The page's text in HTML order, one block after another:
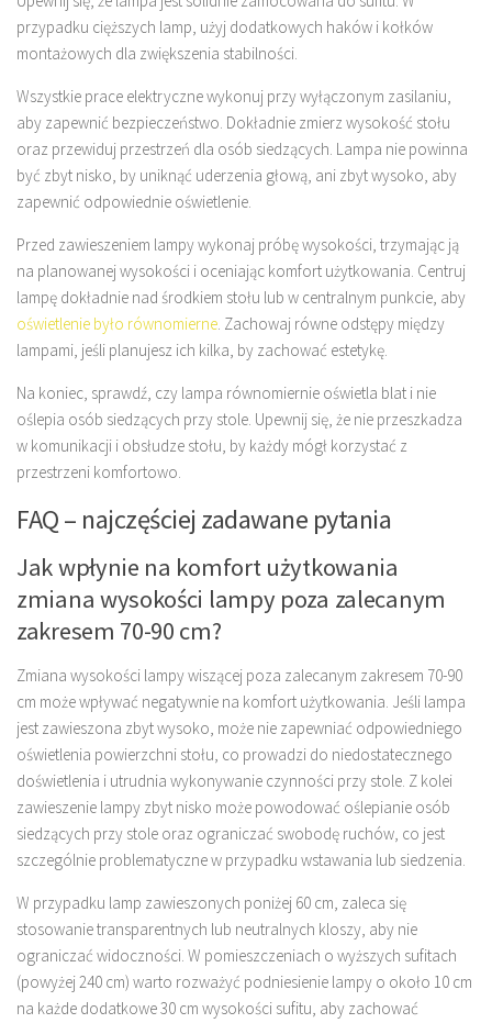
przypadku cięższych lamp, użyj dodatkowych haków i kołków
montażowych dla zwiększenia stabilności.
Wszystkie prace elektryczne wykonuj przy wyłączonym zasilaniu,
aby zapewnić bezpieczeństwo. Dokładnie zmierz wysokość stołu
oraz przewiduj przestrzeń dla osób siedzących. Lampa nie powinna
być zbyt nisko, by uniknąć uderzenia głową, ani zbyt wysoko, aby
zapewnić odpowiednie oświetlenie.
Przed zawieszeniem lampy wykonaj próbę wysokości, trzymając ją
na planowanej wysokości i oceniając komfort użytkowania. Centruj
lampę dokładnie nad środkiem stołu lub w centralnym punkcie, aby
oświetlenie było równomierne. Zachowaj równe odstępy między
lampami, jeśli planujesz ich kilka, by zachować estetykę.
Na koniec, sprawdź, czy lampa równomiernie oświetla blat i nie
oślepia osób siedzących przy stole. Upewnij się, że nie przeszkadza
w komunikacji i obsłudze stołu, by każdy mógł korzystać z
przestrzeni komfortowo.
FAQ – najczęściej zadawane pytania
Jak wpłynie na komfort użytkowania
zmiana wysokości lampy poza zalecanym
zakresem 70-90 cm?
Zmiana wysokości lampy wiszącej poza zalecanym zakresem 70-90
cm może wpływać negatywnie na komfort użytkowania. Jeśli lampa
jest zawieszona zbyt wysoko, może nie zapewniać odpowiedniego
oświetlenia powierzchni stołu, co prowadzi do niedostatecznego
doświetlenia i utrudnia wykonywanie czynności przy stole. Z kolei
zawieszenie lampy zbyt nisko może powodować oślepianie osób
siedzących przy stole oraz ograniczać swobodę ruchów, co jest
szczególnie problematyczne w przypadku wstawania lub siedzenia.
W przypadku lamp zawieszonych poniżej 60 cm, zaleca się
stosowanie transparentnych lub neutralnych kloszy, aby nie
ograniczać widoczności. W pomieszczeniach o wyższych sufitach
(powyżej 240 cm) warto rozważyć podniesienie lampy o około 10 cm
na każde dodatkowe 30 cm wysokości sufitu, aby zachować